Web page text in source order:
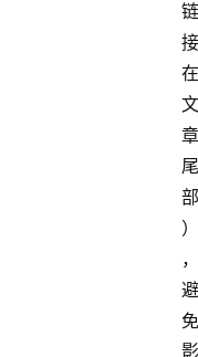
链
接
在
文
章
尾
部
）
，
避
免
影